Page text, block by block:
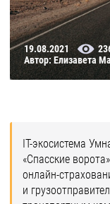
19.08.2021
Автор: Елизавета
IT-экосистема
«Спасские
онлайн-
и